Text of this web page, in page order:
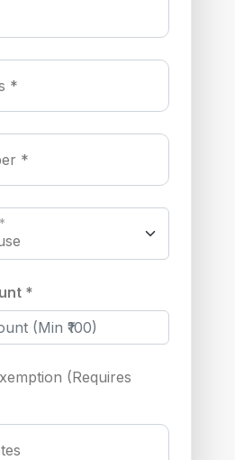
*
*
*
(Requires